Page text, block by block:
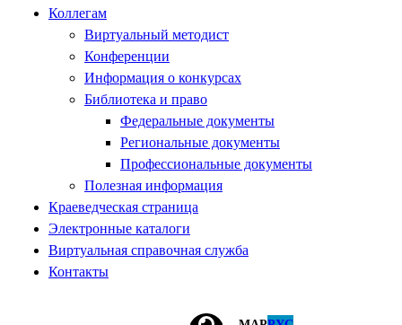
Коллегам
Виртуальный методист
Конференции
Информация о конкурсах
Библиотека и право
Федеральные документы
Региональные документы
Профессиональные документы
Полезная информация
Краеведческая страница
Электронные каталоги
Виртуальная справочная служба
Контакты